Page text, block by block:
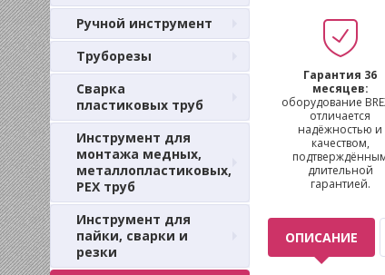
Ручной инструмент
Труборезы
Сварка
пластиковых труб
Инструмент для
монтажа медных,
металлопластиковых,
PEX труб
Инструмент для
пайки, сварки и
резки
Гарантия 36
месяцев:
оборудование
отличается
надёжностью и
качеством,
длительной
гарантией.
ОПИСАНИЕ